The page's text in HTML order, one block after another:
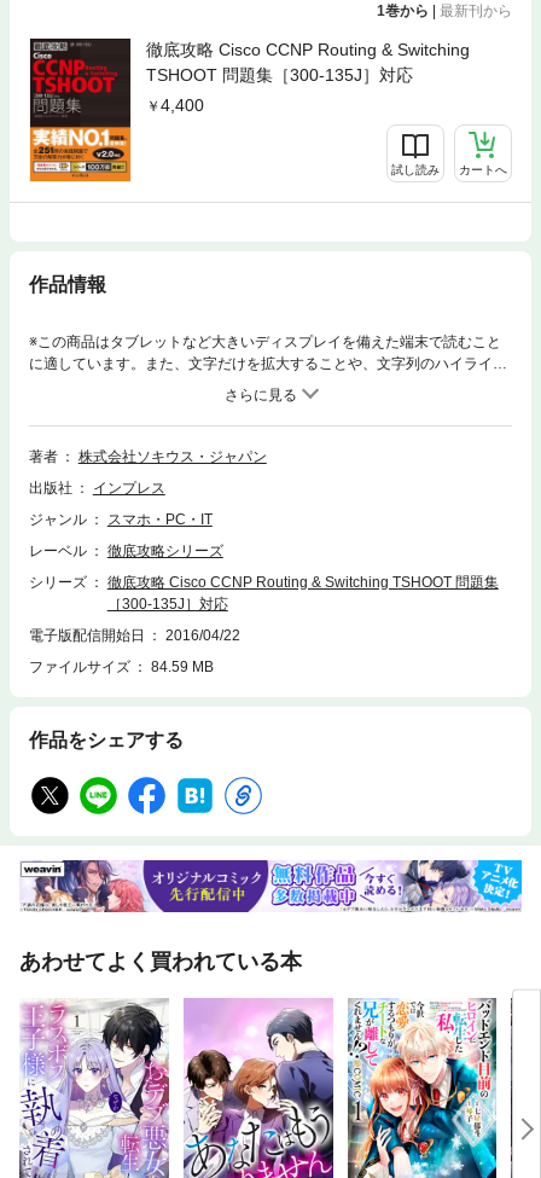
1巻から | 最新刊から
徹底攻略 Cisco CCNP Routing & Switching
TSHOOT 問題集［300-135J］対応
4,400
試し読み カートへ
作品情報
※この商品はタブレットなど大きいディスプレイを備えた端末で読むこと
に適しています。また、文字だけを拡大することや、文字列のハイライ
ト、検索、辞書の参照、引用などの機能が使用できません。TSHOOT新試
験を受験する人は必携！！Cisco試験対策書で実績No.1を誇る『徹底攻
略』シリーズから、CCNP Routing & Switching Ver.2.0の新試験に対応し
たTSHOOT問題集（試験番号：300-135J）が登場！合格のキモとなる
リオ問題 14問・トラブルチケット問題 62問全251問の豊富な実践問題
を解けば、合格力アップ間違いなし！
著者
株式会社ソキウス・ジャパン
出版社
インプレス
ジャンル
スマホ・PC・IT
レーベル
徹底攻略シリーズ
シリーズ
徹底攻略 Cisco CCNP Routing & Switching TSHOOT 問題集
［300-135J］対応
電子版配信開始日
2016/04/22
ファイルサイズ
84.59 MB
作品をシェアする
あわせてよく買われている本